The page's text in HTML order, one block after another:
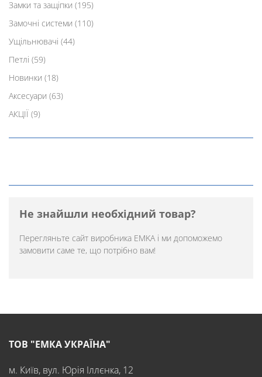
Замки та защіпки (195)
Замочні системи (110)
Ущільнювачі (44)
Петлі (59)
Новинки (18)
Аксесуари (63)
АКЦІЇ (9)
Не знайшли необхідний товар?
Перегляньте сайт виробника EMKAі ми допоможемо
замовити саме те, що потрібно вам!
ТОВ "ЕМКА УКРАЇНА"
м. Київ, вул. Юрія Іллєнка, 12